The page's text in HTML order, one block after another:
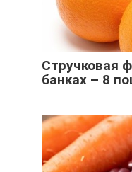
Стручковая
банках – 8